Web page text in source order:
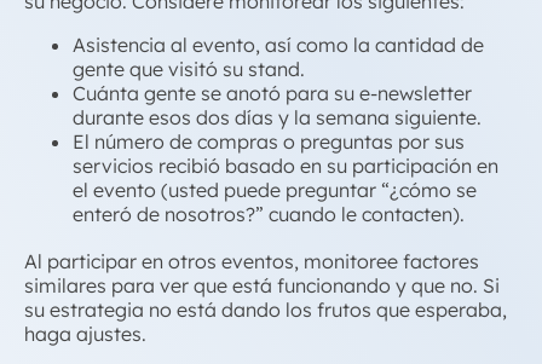
Asistencia al evento, así como la cantidad de
gente que visitó su stand.
Cuánta gente se anotó para su e-newsletter
durante esos dos días y la semana siguiente.
El número de compras o preguntas por sus
servicios recibió basado en su participación en
el evento (usted puede preguntar “¿cómo se
enteró de nosotros?” cuando le contacten).
Al participar en otros eventos, monitoree factores
similares para ver que está funcionando y que no. Si
su estrategia no está dando los frutos que esperaba,
haga ajustes.